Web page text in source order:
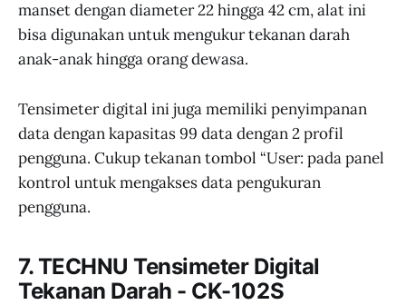
manset dengan diameter 22 hingga 42 cm, alat ini
bisa digunakan untuk mengukur tekanan darah
anak-anak hingga orang dewasa.
Tensimeter digital ini juga memiliki penyimpanan
data dengan kapasitas 99 data dengan 2 profil
pengguna. Cukup tekanan tombol “User: pada panel
kontrol untuk mengakses data pengukuran
pengguna.
7. TECHNU Tensimeter Digital
Tekanan Darah - CK-102S